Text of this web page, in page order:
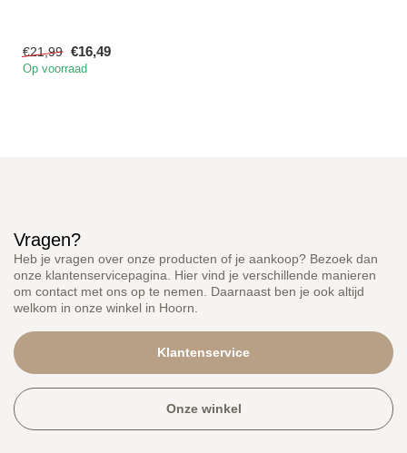
€21,99 €16,49
Op voorraad
Vragen?
Heb je vragen over onze producten of je aankoop? Bezoek dan
onze klantenservicepagina. Hier vind je verschillende manieren
om contact met ons op te nemen. Daarnaast ben je ook altijd
welkom in onze winkel in Hoorn.
Klantenservice
Onze winkel